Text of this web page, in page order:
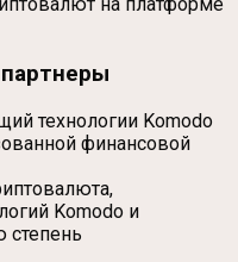
технологии Komodo
финансовой
Komodo и